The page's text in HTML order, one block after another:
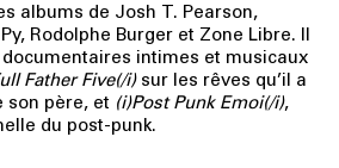
albums de Josh T. Pearson,
Rodolphe Burger et Zone Libre. Il
documentaires intimes et musicaux
Father Five(/i)sur les rêves qu’il a
son père, et (i)Post Punk Emoi(/i),
du post-punk.